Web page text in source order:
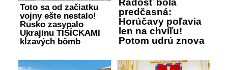
Toto sa od začiatku
vojny ešte nestalo!
Rusko zasypalo
Ukrajinu TISÍCKAMI
kĺzavých bômb
Radosť bola
predčasná:
Horúčavy poľavia
len na chvíľu!
Potom udrú znova